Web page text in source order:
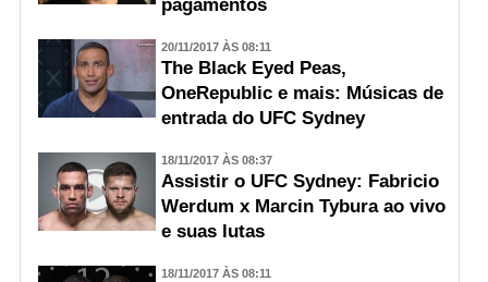
pagamentos
20/11/2017 ÀS 08:11
The Black Eyed Peas,
OneRepublic e mais: Músicas de
entrada do UFC Sydney
18/11/2017 ÀS 08:37
Assistir o UFC Sydney: Fabricio
Werdum x Marcin Tybura ao vivo
e suas lutas
18/11/2017 ÀS 08:11